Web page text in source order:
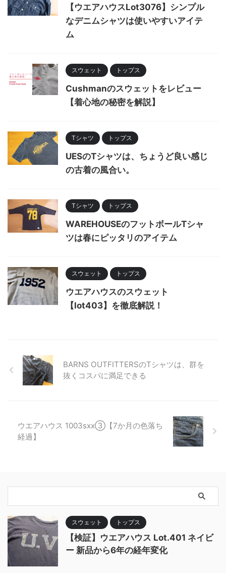
【ウエアハウスLot3076】シンプル
なデニムシャツは使いやすいアイテ
ム
スウェット トップス
Cushmanのスウェットをレビュー
【着心地の秘密を解説】
Tシャツ トップス
UESのTシャツは、ちょうど良い感じ
の古着の風合い。
Tシャツ トップス
WAREHOUSEのフットボールTシャ
ツは春にピッタリのアイテム
スウェット トップス
ウエアハウスのスウェット
【lot403】を徹底解説！
BARNS OUTFITTERSのTシャツは、群を
抜くコスパに満足できる
ウエアハウス 1003sxx③【7か月の色落ち
経過】
スウェット トップス
【検証】ウエアハウス Lot.401 ネイビ
ー 新品から6年の経年変化